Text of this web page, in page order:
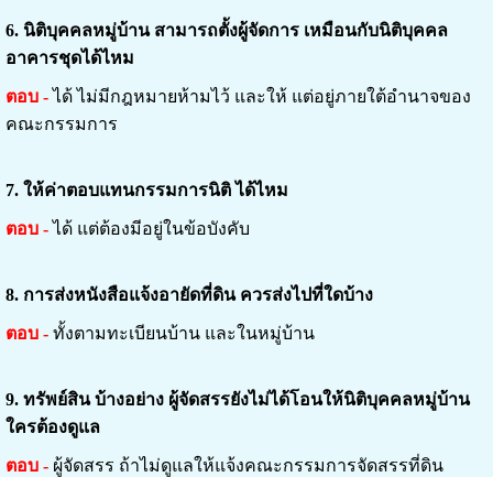
6. นิติบุคคลหมู่บ้าน สามารถตั้งผู้จัดการ เหมือนกับนิติบุคคล
อาคารชุดได้ไหม
ตอบ -ได้ ไม่มีกฎหมายห้ามไว้ และให้ แต่อยู่ภายใต้อำนาจของ
คณะกรรมการ
7. ให้ค่าตอบแทนกรรมการนิติ ได้ไหม
ตอบ -ได้ แต่ต้องมีอยู่ในข้อบังคับ
8. การส่งหนังสือแจ้งอายัดที่ดิน ควรส่งไปที่ใดบ้าง
ตอบ -ทั้งตามทะเบียนบ้าน และในหมู่บ้าน
9. ทรัพย์สิน บ้างอย่าง ผู้จัดสรรยังไม่ได้โอนให้นิติบุคคลหมู่บ้าน
ใครต้องดูแล
ตอบ - ผู้จัดสรร ถ้าไม่ดูแลให้แจ้งคณะกรรมการจัดสรรที่ดิน